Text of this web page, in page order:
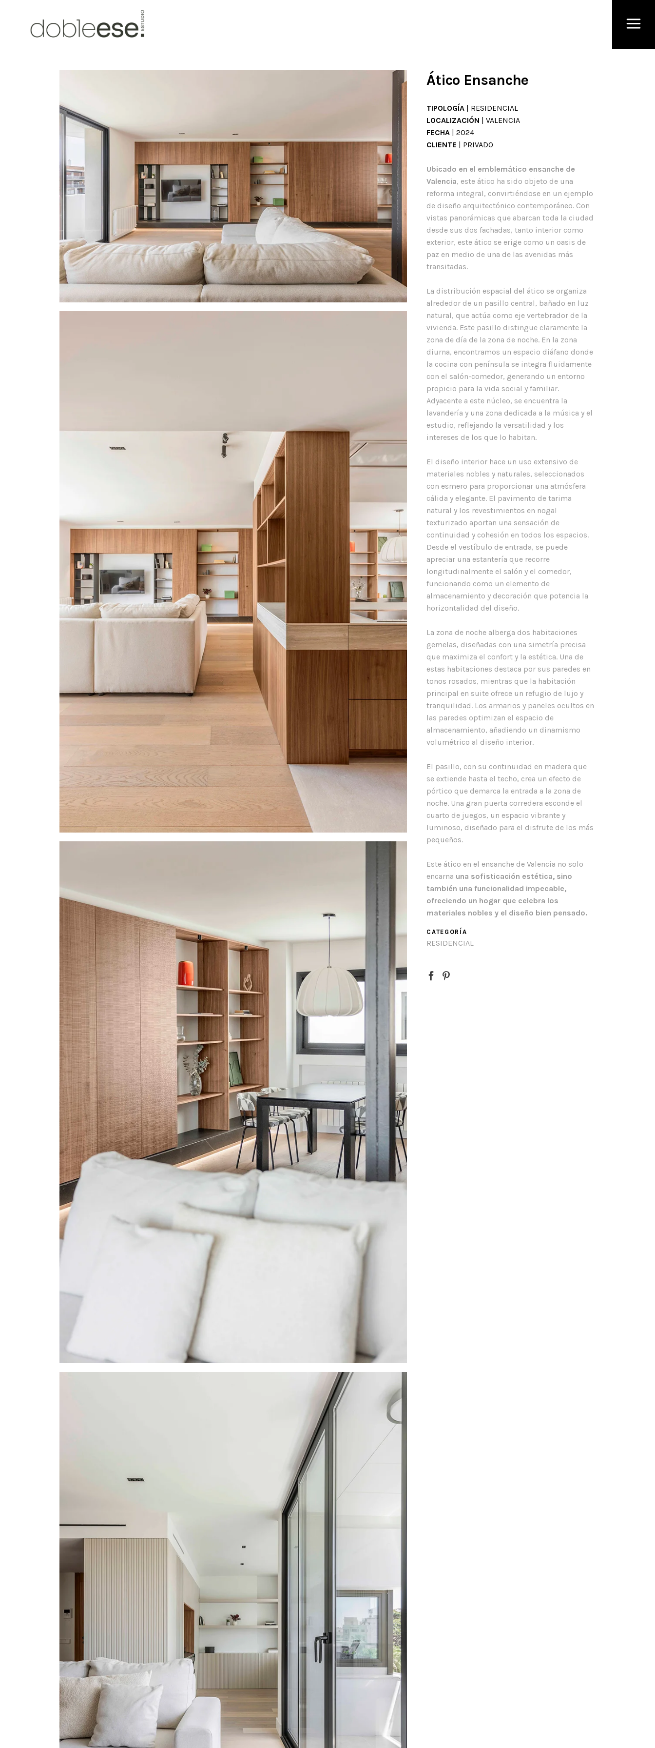
Ático Ensanche
TIPOLOGÍA | RESIDENCIAL
LOCALIZACIÓN | VALENCIA
FECHA | 2024
CLIENTE | PRIVADO
Ubicado en el emblemático ensanche de
Valencia, este ático ha sido objeto de una
reforma integral, convirtiéndose en un ejemplo
de diseño arquitectónico contemporáneo. Con
vistas panorámicas que abarcan toda la ciudad
desde sus dos fachadas, tanto interior como
exterior, este ático se erige como un oasis de
paz en medio de una de las avenidas más
transitadas.
La distribución espacial del ático se organiza
alrededor de un pasillo central, bañado en luz
natural, que actúa como eje vertebrador de la
vivienda. Este pasillo distingue claramente la
zona de día de la zona de noche. En la zona
diurna, encontramos un espacio diáfano donde
la cocina con península se integra fluidamente
con el salón-comedor, generando un entorno
propicio para la vida social y familiar.
Adyacente a este núcleo, se encuentra la
lavandería y una zona dedicada a la música y el
estudio, reflejando la versatilidad y los
intereses de los que lo habitan.
El diseño interior hace un uso extensivo de
materiales nobles y naturales, seleccionados
con esmero para proporcionar una atmósfera
cálida y elegante. El pavimento de tarima
natural y los revestimientos en nogal
texturizado aportan una sensación de
continuidad y cohesión en todos los espacios.
Desde el vestíbulo de entrada, se puede
apreciar una estantería que recorre
longitudinalmente el salón y el comedor,
funcionando como un elemento de
almacenamiento y decoración que potencia la
horizontalidad del diseño.
La zona de noche alberga dos habitaciones
gemelas, diseñadas con una simetría precisa
que maximiza el confort y la estética. Una de
estas habitaciones destaca por sus paredes en
tonos rosados, mientras que la habitación
principal en suite ofrece un refugio de lujo y
tranquilidad. Los armarios y paneles ocultos en
las paredes optimizan el espacio de
almacenamiento, añadiendo un dinamismo
volumétrico al diseño interior.
El pasillo, con su continuidad en madera que
se extiende hasta el techo, crea un efecto de
pórtico que demarca la entrada a la zona de
noche. Una gran puerta corredera esconde el
cuarto de juegos, un espacio vibrante y
luminoso, diseñado para el disfrute de los más
pequeños.
Este ático en el ensanche de Valencia no solo
encarna una sofisticación estética, sino
también una funcionalidad impecable,
ofreciendo un hogar que celebra los
materiales nobles y el diseño bien pensado.
CATEGORÍA
RESIDENCIAL